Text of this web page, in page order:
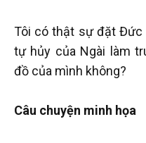
Tôi có thật sự đặt Đức
tự hủy của Ngài làm
đồ của mình không?
Câu chuyện minh họa